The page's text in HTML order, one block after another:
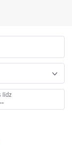
līdz